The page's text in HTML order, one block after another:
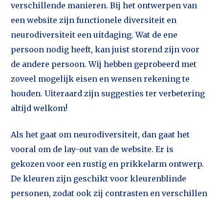
verschillende manieren. Bij het ontwerpen van
een website zijn functionele diversiteit en
neurodiversiteit een uitdaging. Wat de ene
persoon nodig heeft, kan juist storend zijn voor
de andere persoon. Wij hebben geprobeerd met
zoveel mogelijk eisen en wensen rekening te
houden. Uiteraard zijn suggesties ter verbetering
altijd welkom!
Als het gaat om neurodiversiteit, dan gaat het
vooral om de lay-out van de website. Er is
gekozen voor een rustig en prikkelarm ontwerp.
De kleuren zijn geschikt voor kleurenblinde
personen, zodat ook zij contrasten en verschillen